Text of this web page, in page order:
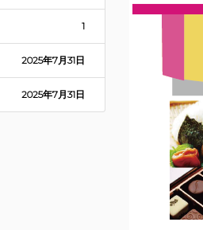
1
2025年7月31日
2025年7月31日